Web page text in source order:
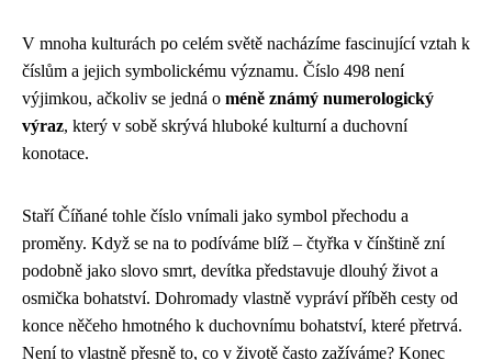
V mnoha kulturách po celém světě nacházíme fascinující vztah k
číslům a jejich symbolickému významu. Číslo 498 není
výjimkou, ačkoliv se jedná o méně známý numerologický
výraz, který v sobě skrývá hluboké kulturní a duchovní
konotace.
Staří Číňané tohle číslo vnímali jako symbol přechodu a
proměny. Když se na to podíváme blíž – čtyřka v čínštině zní
podobně jako slovo smrt, devítka představuje dlouhý život a
osmička bohatství. Dohromady vlastně vypráví příběh cesty od
konce něčeho hmotného k duchovnímu bohatství, které přetrvá.
Není to vlastně přesně to, co v životě často zažíváme? Konec